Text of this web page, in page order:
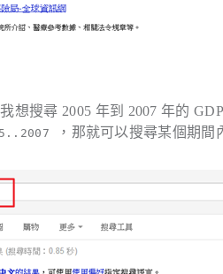
搜尋 2005 年到 2007 年的
，那就可以搜尋某個期間